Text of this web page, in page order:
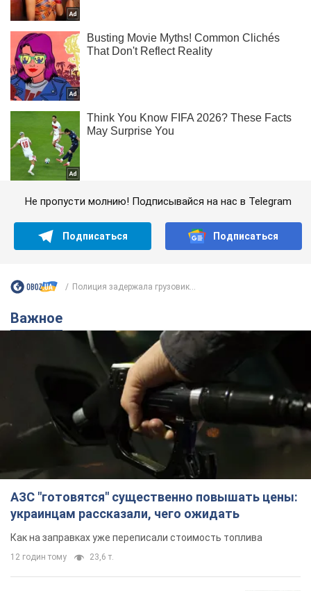
Не пропусти молнию! Подписывайся на нас в Telegram
Подписаться Подписаться
Полиция задержала грузовик...
Важное
АЗС "готовятся" существенно повышать цены:
украинцам рассказали, чего ожидать
Как на заправках уже переписали стоимость топлива
12 годин тому 23,6 т.